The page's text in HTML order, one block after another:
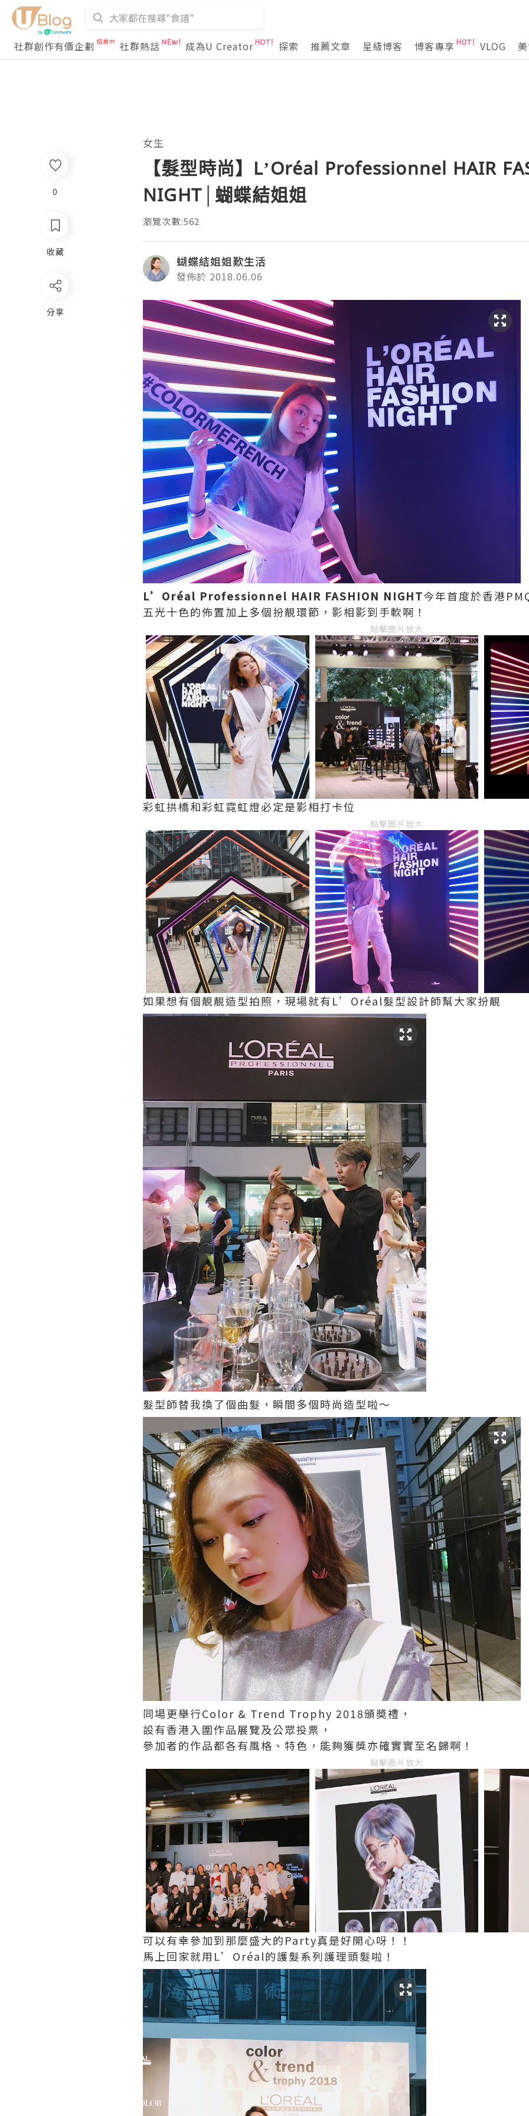
社群創作有價企劃 社群熱話 成為U Creator 探索 推薦文章 星級博客 博客專享 VLOG
0
收藏
分享
女生
【髮型時尚】L’Oréal Professionnel HAIR
NIGHT│蝴蝶結姐姐
瀏覽次數:562
蝴蝶結姐姐歎生活
發佈於 2018.06.06
L’Oréal Professionnel HAIR FASHION NIGHT今年首度於香港
五光十色的佈置加上多個扮靚環節，影相影到手軟啊！
點擊圖片放大
彩虹拱橋和彩虹霓虹燈必定是影相打卡位
點擊圖片放大
如果想有個靚靚造型拍照，現場就有L’Oréal髮型設計師幫大家扮靚
髮型師替我換了個曲髮，瞬間多個時尚造型啦～
同場更舉行Color & Trend Trophy 2018頒奬禮，
設有香港入圍作品展覽及公眾投票，
參加者的作品都各有風格、特色，能夠獲獎亦確實實至名歸啊！
點擊圖片放大
可以有幸參加到那麼盛大的Party真是好開心呀！！
馬上回家就用L’Oréal的護髮系列護理頭髮啦！